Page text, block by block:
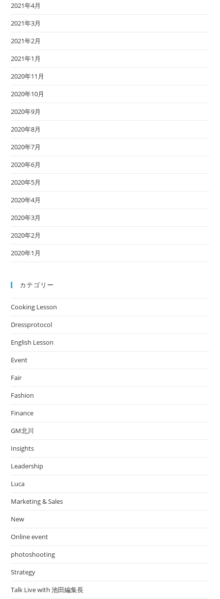
2021年4月
2021年3月
2021年2月
2021年1月
2020年11月
2020年10月
2020年9月
2020年8月
2020年7月
2020年6月
2020年5月
2020年4月
2020年3月
2020年2月
2020年1月
カテゴリー
Cooking Lesson
Dressprotocol
English Lesson
Event
Fair
Fashion
Finance
GM北川
Insights
Leadership
Luca
Marketing & Sales
New
Online event
photoshooting
Strategy
Talk Live with 池田編集長